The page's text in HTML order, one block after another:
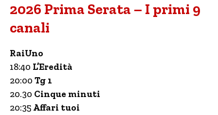
2026 Prima Serata – I primi 9
canali
RaiUno
18:40 L’Eredità
20:00 Tg 1
20.30 Cinque minuti
20:35 Affari tuoi